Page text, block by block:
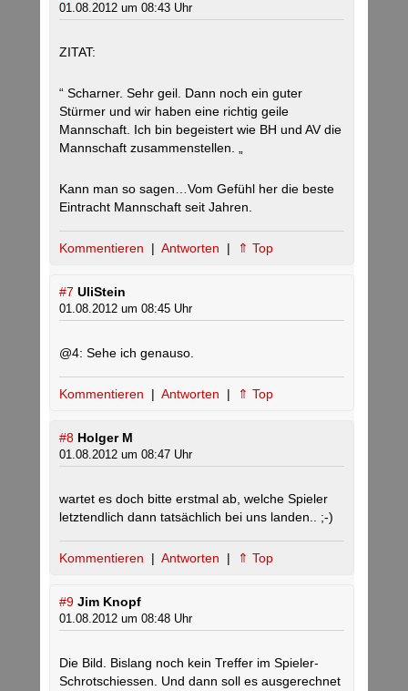
01.08.2012 um 08:43 Uhr
ZITAT:
“ Scharner. Sehr geil. Dann noch ein guter
Stürmer und wir haben eine richtig geile
Mannschaft. Ich bin begeistert wie BH und AV die
Mannschaft zusammenstellen. „
Kann man so sagen…Vom Gefühl her die beste
Eintracht Mannschaft seit Jahren.
Kommentieren | Antworten | ⇑ Top
#7 UliStein
01.08.2012 um 08:45 Uhr
@4: Sehe ich genauso.
Kommentieren | Antworten | ⇑ Top
#8 Holger M
01.08.2012 um 08:47 Uhr
wartet es doch bitte erstmal ab, welche Spieler
letztendlich dann tatsächlich bei uns landen.. ;-)
Kommentieren | Antworten | ⇑ Top
#9 Jim Knopf
01.08.2012 um 08:48 Uhr
Die Bild. Bislang noch kein Treffer im Spieler-
Schrotschiessen. Und dann soll es ausgerechnet